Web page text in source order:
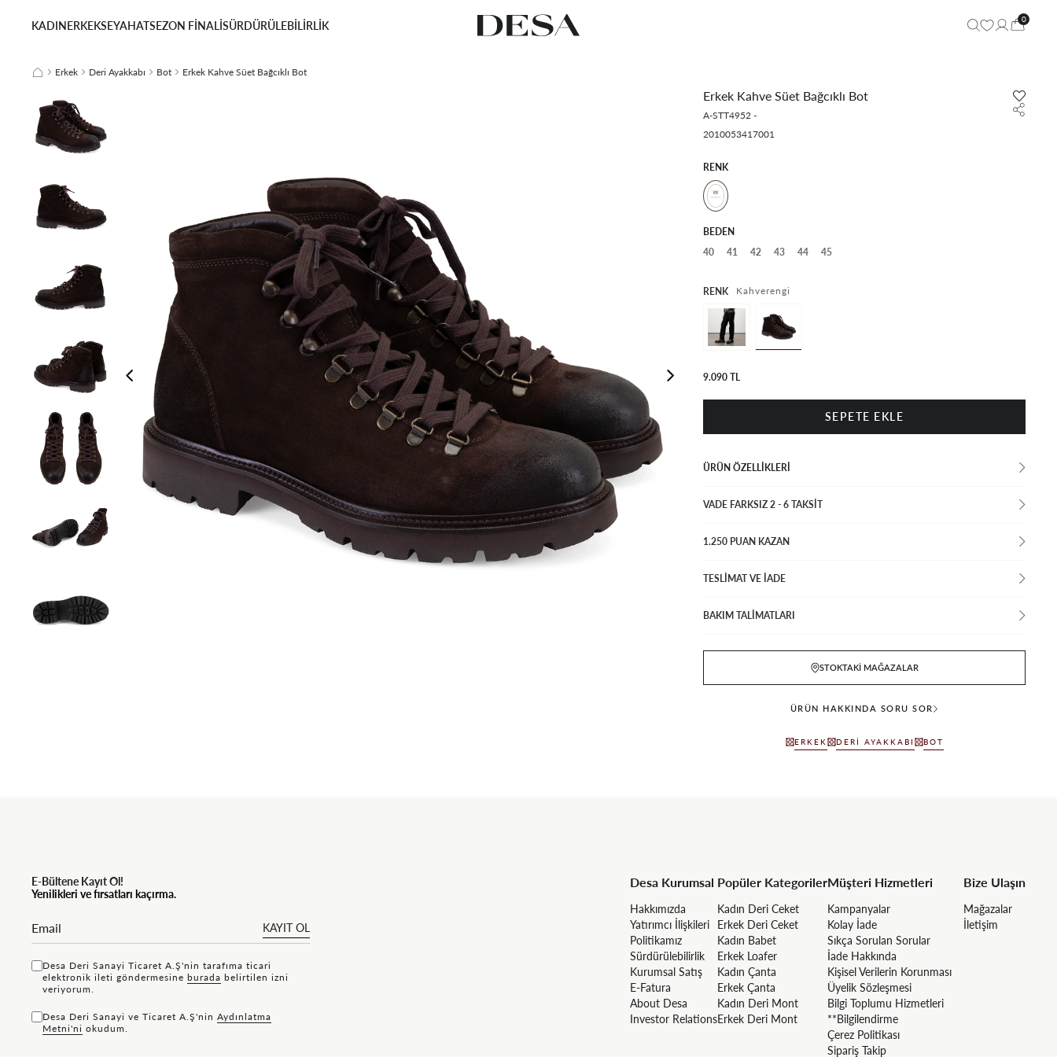
KADINERKEKSEYAHATSEZON FİNALİSÜRDÜRÜLEBİLİRLİK 0
Erkek Deri Ayakkabı Bot Erkek Kahve Süet Bağcıklı Bot
Erkek Kahve Süet Bağcıklı Bot
A-STT4952 -
2010053417001
RENK
BEDEN
40
41 42 43 44 45
RENK Kahverengi
9.090 TL
ÜRÜN ÖZELLIKLERI
VADE FARKSIZ 2 - 6 TAKSIT
1.250 PUAN KAZAN
TESLİMAT VE İADE
BAKIM TALİMATLARI
STOKTAKI MAĞAZALAR
ÜRÜN HAKKINDA SORU SOR
ERKEK DERI AYAKKABI BOT
E-Bültene Kayıt Ol!
Yenilikleri ve fırsatları kaçırma.
KAYIT OL
Desa Deri Sanayi Ticaret A.Ş'nin tarafıma ticari
elektronik ileti göndermesine bu rada belirtilen izni
veriyorum.
Desa Deri Sanayi ve Ticaret A.Ş'nin Aydınlatma
Metni'ni okudum.
Desa Kurumsal
Hakkımızda
Yatırımcı İlişkileri
Politikamız
Sürdürülebilirlik
Kurumsal Satış
E-Fatura
About Desa
Investor Relations
Popüler Kategoriler
Kadın Deri Ceket
Erkek Deri Ceket
Kadın Babet
Erkek Loafer
Kadın Çanta
Erkek Çanta
Kadın Deri Mont
Erkek Deri Mont
Müşteri Hizmetleri
Kampanyalar
Kolay İade
Sıkça Sorulan Sorular
İade Hakkında
Kişisel Verilerin Korunması
Üyelik Sözleşmesi
Bilgi Toplumu Hizmetleri
**Bilgilendirme
Çerez Politikası
Sipariş Takip
Bize Ulaşın
Mağazalar
İletişim